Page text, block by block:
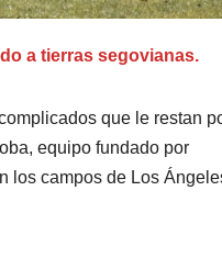
a tierras segovianas.
que le restan
equipo fundado por
los campos de Los